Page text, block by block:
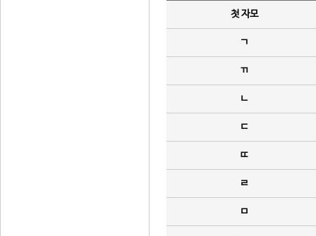
첫 자모
ㄱ
ㄲ
ㄴ
ㄷ
ㄸ
ㄹ
ㅁ